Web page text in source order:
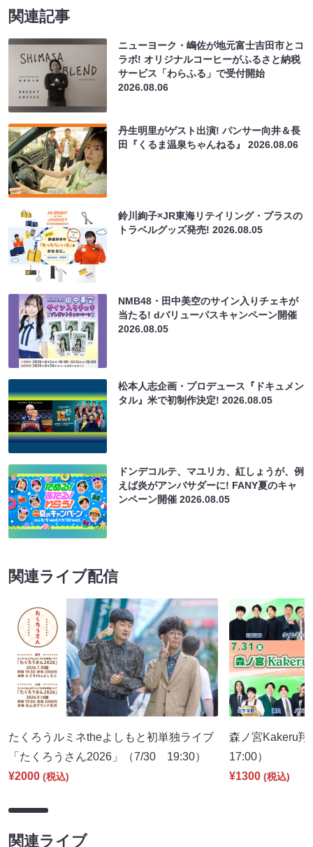
関連記事
ニューヨーク・嶋佐が地元富士吉田市とコ
ラボ! オリジナルコーヒーがふるさと納税
サービス「わらふる」で受付開始
2026.08.06
丹生明里がゲスト出演! パンサー向井＆長
田『くるま温泉ちゃんねる』2026.08.06
鈴川絢子×JR東海リテイリング・プラスの
トラベルグッズ発売!2026.08.05
NMB48・田中美空のサイン入りチェキが
当たる! dバリューパスキャンペーン開催
2026.08.05
松本人志企画・プロデュース『ドキュメン
タル』米で初制作決定!2026.08.05
ドンデコルテ、マユリカ、紅しょうが、例
えば炎がアンバサダーに! FANY夏のキャ
ンペーン開催2026.08.05
関連ライブ配信
たくろうルミネtheよしもと初単独ライブ
「たくろうさん2026」（7/30 19:30）
¥2000 (税込)
森ノ宮Kakeru
17:00）
¥1300 (税込)
関連ライブ